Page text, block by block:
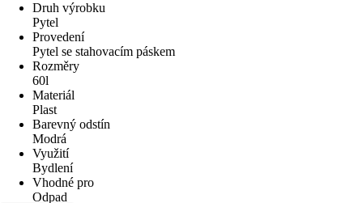
Druh výrobku
Pytel
Provedení
Pytel se stahovacím páskem
Rozměry
60l
Materiál
Plast
Barevný odstín
Modrá
Využití
Bydlení
Vhodné pro
Odpad